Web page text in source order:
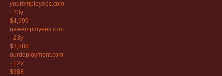
youremployees.com
· 23y
$4,999
newemployees.com
· 23y
$3,888
ourdeployment.com
· 12y
$988